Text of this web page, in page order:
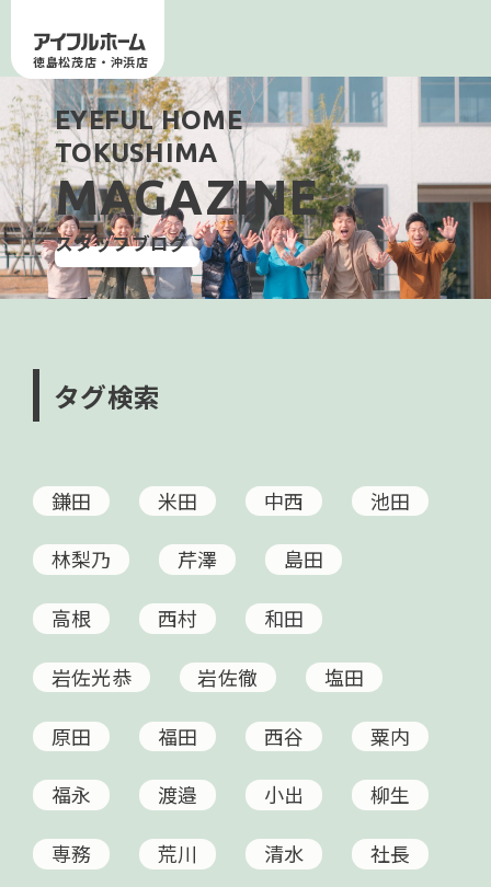
徳島松茂店・沖浜店
EYEFUL HOME
TOKUSHIMA
MAGAZINE
スタッフブログ
タグ検索
鎌田 米田 中西 池田
林梨乃 芹澤 島田
高根 西村 和田
岩佐光恭 岩佐徹 塩田
原田 福田 西谷 粟内
福永 渡邉 小出 柳生
専務 荒川 清水 社長